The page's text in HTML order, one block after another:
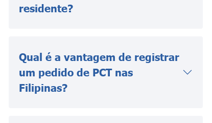
residente?
Qual é a vantagem de registrar
um pedido de PCT nas
Filipinas?